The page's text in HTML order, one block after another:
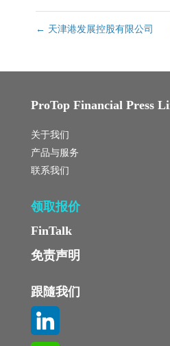
← 天津港发展控股有限公司
ProTop Financial Press
关于我们
产品与服务
联系我们
领取报价
FinTalk
免责声明
跟隨我们